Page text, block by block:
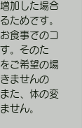
加した場合
ためです。
食事でのコ
。そのた
ご希望の場
ませんの
た、体の変
せん。